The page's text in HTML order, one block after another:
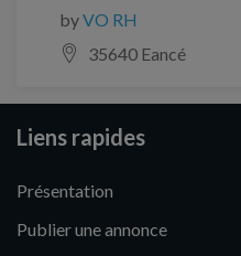
byVO RH
35640 Eancé
Liens rapides
Présentation
Publier une annonce